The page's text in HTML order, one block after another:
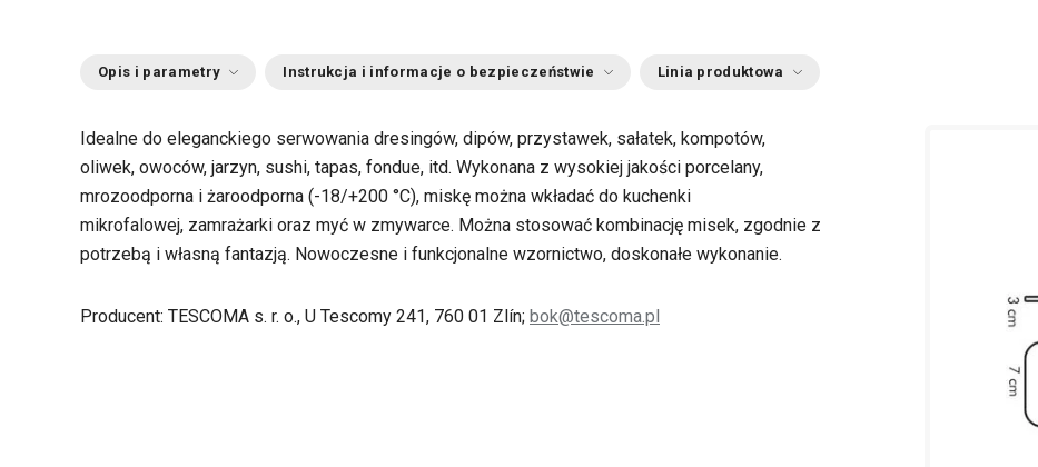
Opis i parametry Instrukcja i informacje o bezpieczeństwie Linia produktowa
Idealne do eleganckiego serwowania dresingów, dipów, przystawek, sałatek, kompotów,
oliwek, owoców, jarzyn, sushi, tapas, fondue, itd. Wykonana z wysokiej jakości porcelany,
mrozoodporna i żaroodporna (-18/+200 °C), miskę można wkładać do kuchenki
mikrofalowej, zamrażarki oraz myć w zmywarce. Można stosować kombinację misek, zgodnie z
potrzebą i własną fantazją. Nowoczesne i funkcjonalne wzornictwo, doskonałe wykonanie.
Producent: TESCOMA s. r. o., U Tescomy 241, 760 01 Zlín; bok@tescoma.pl